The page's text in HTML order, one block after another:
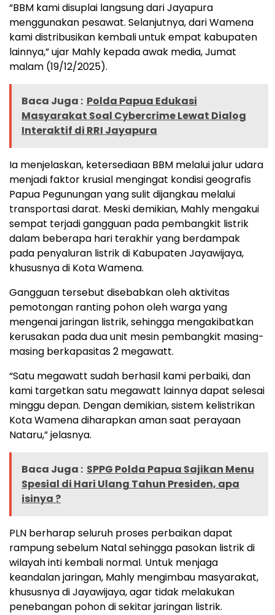
“BBM kami disuplai langsung dari Jayapura
menggunakan pesawat. Selanjutnya, dari Wamena
kami distribusikan kembali untuk empat kabupaten
lainnya,” ujar Mahly kepada awak media, Jumat
malam (19/12/2025).
Baca Juga : Polda Papua Edukasi
Masyarakat Soal Cybercrime Lewat Dialog
Interaktif di RRI Jayapura
Ia menjelaskan, ketersediaan BBM melalui jalur udara
menjadi faktor krusial mengingat kondisi geografis
Papua Pegunungan yang sulit dijangkau melalui
transportasi darat. Meski demikian, Mahly mengakui
sempat terjadi gangguan pada pembangkit listrik
dalam beberapa hari terakhir yang berdampak
pada penyaluran listrik di Kabupaten Jayawijaya,
khususnya di Kota Wamena.
Gangguan tersebut disebabkan oleh aktivitas
pemotongan ranting pohon oleh warga yang
mengenai jaringan listrik, sehingga mengakibatkan
kerusakan pada dua unit mesin pembangkit masing-
masing berkapasitas 2 megawatt.
“Satu megawatt sudah berhasil kami perbaiki, dan
kami targetkan satu megawatt lainnya dapat selesai
minggu depan. Dengan demikian, sistem kelistrikan
Kota Wamena diharapkan aman saat perayaan
Nataru,” jelasnya.
Baca Juga : SPPG Polda Papua Sajikan Menu
Spesial di Hari Ulang Tahun Presiden, apa
isinya ?
PLN berharap seluruh proses perbaikan dapat
rampung sebelum Natal sehingga pasokan listrik di
wilayah inti kembali normal. Untuk menjaga
keandalan jaringan, Mahly mengimbau masyarakat,
khususnya di Jayawijaya, agar tidak melakukan
penebangan pohon di sekitar jaringan listrik.